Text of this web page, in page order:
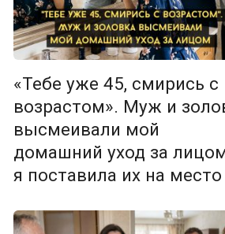
«Тебе уже 45, смирись с
возрастом». Муж и
высмеивали мой
домашний уход за
я поставила их на место